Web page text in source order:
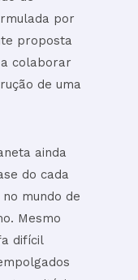
por
proposta
colaborar
de uma
ainda
do cada
mundo de
Mesmo
difícil